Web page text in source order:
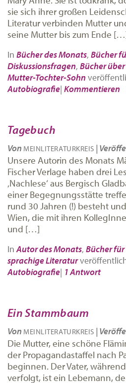
sie sich ihrer großen
Literatur verbinden Mutter
seine Mutter bis zum Ende
In Bücher des Monats, Bücher
Diskussionsfragen, Bücher
Mutter-Tochter-Sohn
Autobiografie| Kommentieren
Tagebuch
Von MEINLITERATURKREIS |
Unsere Autorin des Monats
Fischer Verlage haben drei
‚Nachlese‘ aus Bergisch
einer Begegnungsstätte
rund 30 Jahren (!) besteht
Wien, die mit ihren
und […]
InAutor des Monats, Bücher
sprachige Literatur
Autobiografie| 1 Antwort
Ein Stammbaum
Von MEINLITERATURKREIS |
Die Mutter, eine schöne
der Propagandastaffel nach
beginnen. Der Vater,
verfolgt, ist ein Lebemann,